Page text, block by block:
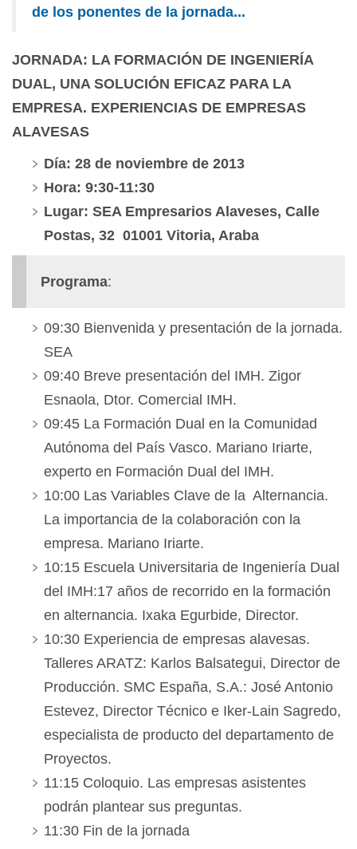
de los ponentes de la jornada...
JORNADA: LA FORMACIÓN DE INGENIERÍA
DUAL, UNA SOLUCIÓN EFICAZ PARA LA
EMPRESA. EXPERIENCIAS DE EMPRESAS
ALAVESAS
Día: 28 de noviembre de 2013
Hora: 9:30-11:30
Lugar: SEA Empresarios Alaveses, Calle
Postas, 32 01001 Vitoria, Araba
Programa:
09:30 Bienvenida y presentación de la jornada.
SEA
09:40 Breve presentación del IMH. Zigor
Esnaola, Dtor. Comercial IMH.
09:45 La Formación Dual en la Comunidad
Autónoma del País Vasco. Mariano Iriarte,
experto en Formación Dual del IMH.
10:00 Las Variables Clave de la Alternancia.
La importancia de la colaboración con la
empresa. Mariano Iriarte.
10:15 Escuela Universitaria de Ingeniería Dual
del IMH:17 años de recorrido en la formación
en alternancia. Ixaka Egurbide, Director.
10:30 Experiencia de empresas alavesas.
Talleres ARATZ: Karlos Balsategui, Director de
Producción. SMC España, S.A.: José Antonio
Estevez, Director Técnico e Iker-Lain Sagredo,
especialista de producto del departamento de
Proyectos.
11:15 Coloquio. Las empresas asistentes
podrán plantear sus preguntas.
11:30 Fin de la jornada